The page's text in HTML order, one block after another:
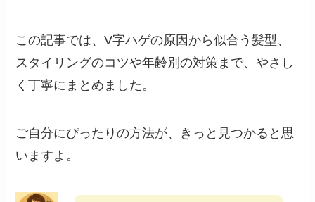
この記事では、V字ハゲの原因から似合う髪型、
スタイリングのコツや年齢別の対策まで、やさし
く丁寧にまとめました。
ご自分にぴったりの方法が、きっと見つかると思
いますよ。